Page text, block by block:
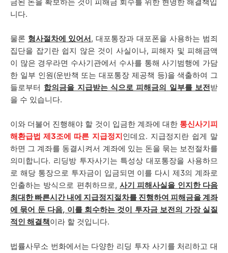
니다.
물론 형사절차에 있어서, 대포통장과 대포폰을 사용하는 범죄
집단을 잡기란 쉽지 않은 것이 사실이나, 피해자 및 피해금액
이 많은 경우라면 수사기관에서 수사를 통해 사기범행에 가담
한 일부 인원(운반책 또는 대포통장 제공책 등)을 색출하여 그
들로부터 합의금을 지급받는 식으로 피해금의 일부를 보전받
을 수 있습니다.
이와 더불어 진행해야 할 것이 입금한 계좌에 대한 통신사기피
해환급법 제3조에 따른 지급정지인데요. 지급정지란 쉽게 말
하면 그 계좌를 동결시켜서 계좌에 있는 돈을 묶는 보전절차를
의미합니다. 리딩방 투자사기는 특성상 대포통장을 사용하므
로 해당 통장으로 투자금이 입금되면 이를 다시 제3의 계좌로
인출하는 방식으로 편취하므로, 사기 피해사실을 인지한 다음
최대한 빠른시간 내에 지급정지절차를 진행하여 피해금을 계좌
에 묶어 둔 다음, 이를 회수하는 것이 투자금 보전의 가장 실질
적인 해결책이라 할 것입니다.
법률사무소 번화에서는 다양한 리딩 투자 사기를 처리하고 대